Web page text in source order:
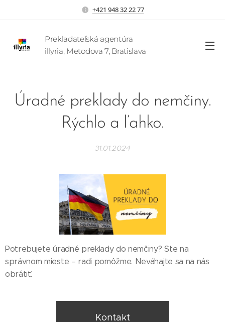
+421 948 32 22 77
Prekladateľská agentúra
illyria, Metodova 7, Bratislava
Úradné preklady do nemčiny.
Rýchlo a ľahko.
31.01.2024
Potrebujete úradné preklady do nemčiny? Ste na
správnom mieste – radi pomôžme. Neváhajte sa na nás
obrátiť.
Kontakt